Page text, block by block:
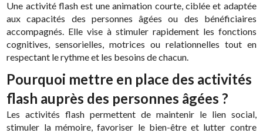
Une activité flash est une animation courte, ciblée et adaptée
aux capacités des personnes âgées ou des bénéficiaires
accompagnés. Elle vise à stimuler rapidement les fonctions
cognitives, sensorielles, motrices ou relationnelles tout en
respectant le rythme et les besoins de chacun.
Pourquoi mettre en place des activités
flash auprès des personnes âgées ?
Les activités flash permettent de maintenir le lien social,
stimuler la mémoire, favoriser le bien-être et lutter contre